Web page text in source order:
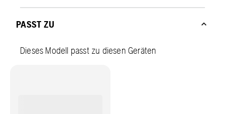
PASST ZU
Dieses Modell passt zu diesen Geräten